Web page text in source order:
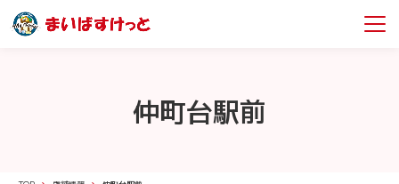
仲町台駅前